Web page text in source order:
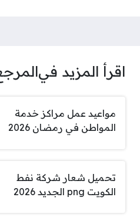
اقرأ المزيد في
مواعيد عمل مراكز خدمة
المواطن في رمضان 2026
تحميل شعار شركة نفط
الكويت png الجديد 2026